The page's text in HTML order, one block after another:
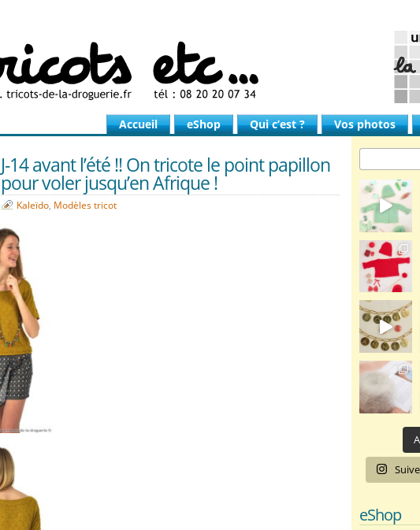
Accueil eShop Qui c’est ? Vos photos
J-14 avant l’été !! On tricote le point papillon
pour voler jusqu’en Afrique !
Kaleïdo, Modèles tricot
eShop